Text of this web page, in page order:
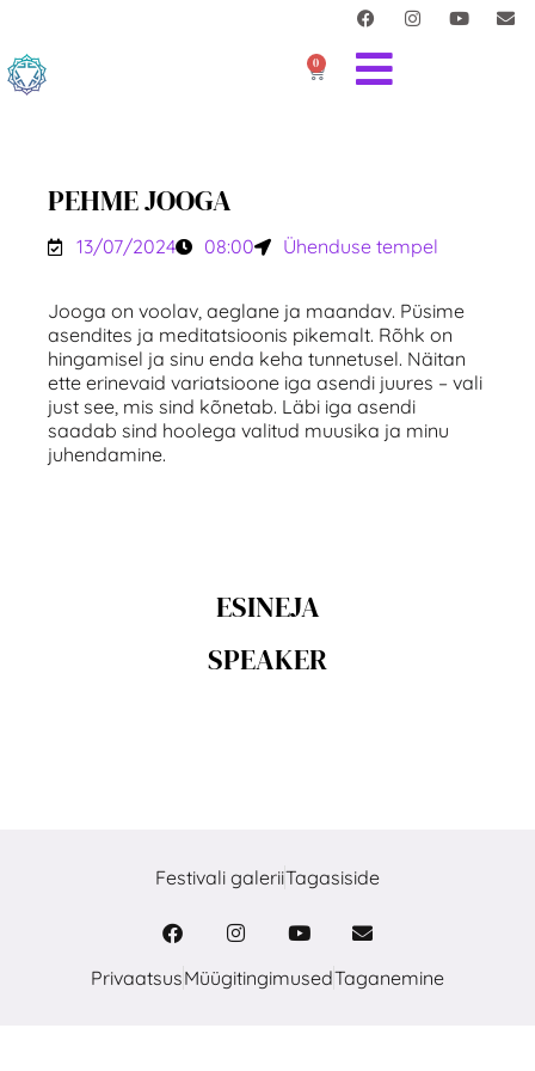
0
PEHME JOOGA
13/07/2024 08:00 Ühenduse tempel
Jooga on voolav, aeglane ja maandav. Püsime
asendites ja meditatsioonis pikemalt. Rõhk on
hingamisel ja sinu enda keha tunnetusel. Näitan
ette erinevaid variatsioone iga asendi juures – vali
just see, mis sind kõnetab. Läbi iga asendi
saadab sind hoolega valitud muusika ja minu
juhendamine.
ESINEJA
SPEAKER
Festivali galeriiTagasiside
PrivaatsusMüügitingimusedTaganemine